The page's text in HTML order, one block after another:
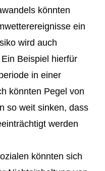
könnten
ein
wird auch
Beispiel hierfür
in einer
könnten Pegel von
so weit sinken, dass
werden
könnten sich